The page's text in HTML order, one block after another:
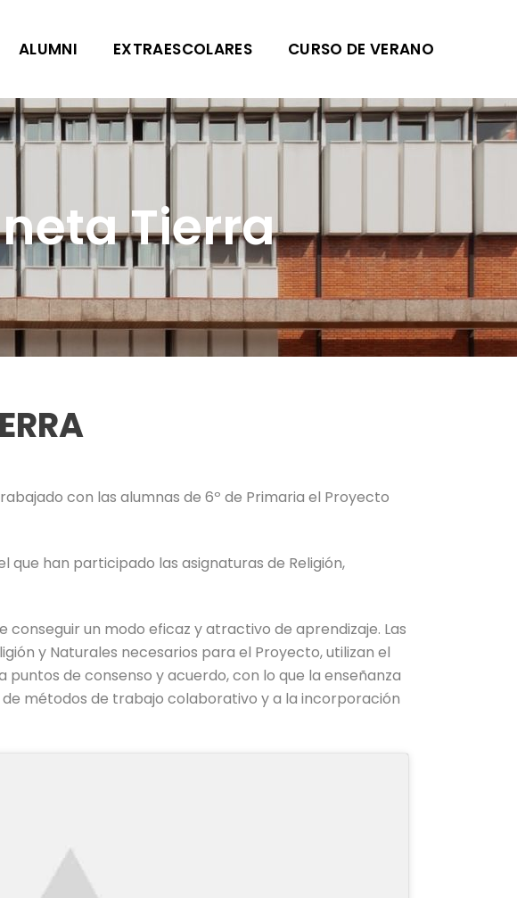
ALUMNI EXTRAESCOLARES CURSO DE VERANO
Tierra
con las alumnas de 6º de Primaria el Proyecto
han participado las asignaturas de Religión,
un modo eficaz y atractivo de aprendizaje. Las
y Naturales necesarios para el Proyecto, utilizan el
de consenso y acuerdo, con lo que la enseñanza
métodos de trabajo colaborativo y a la incorporación